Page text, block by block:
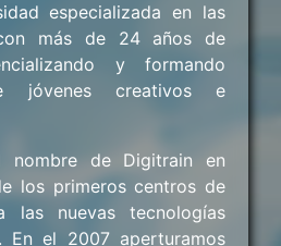
especializada en las
más de 24 años de
y formando
jóvenes creativos e
nombre de Digitrain en
los primeros centros de
las nuevas tecnologías
En el 2007 aperturamos